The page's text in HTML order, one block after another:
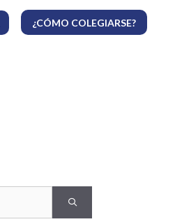
¿CÓMO COLEGIARSE?